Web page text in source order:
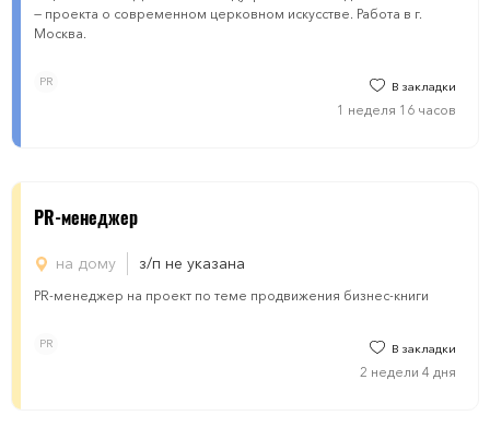
— проекта о современном церковном искусстве. Работа в г.
Москва.
PR В закладки
1 неделя 16 часов
PR-менеджер
на дому з/п не указана
PR-менеджер на проект по теме продвижения бизнес-книги
PR В закладки
2 недели 4 дня